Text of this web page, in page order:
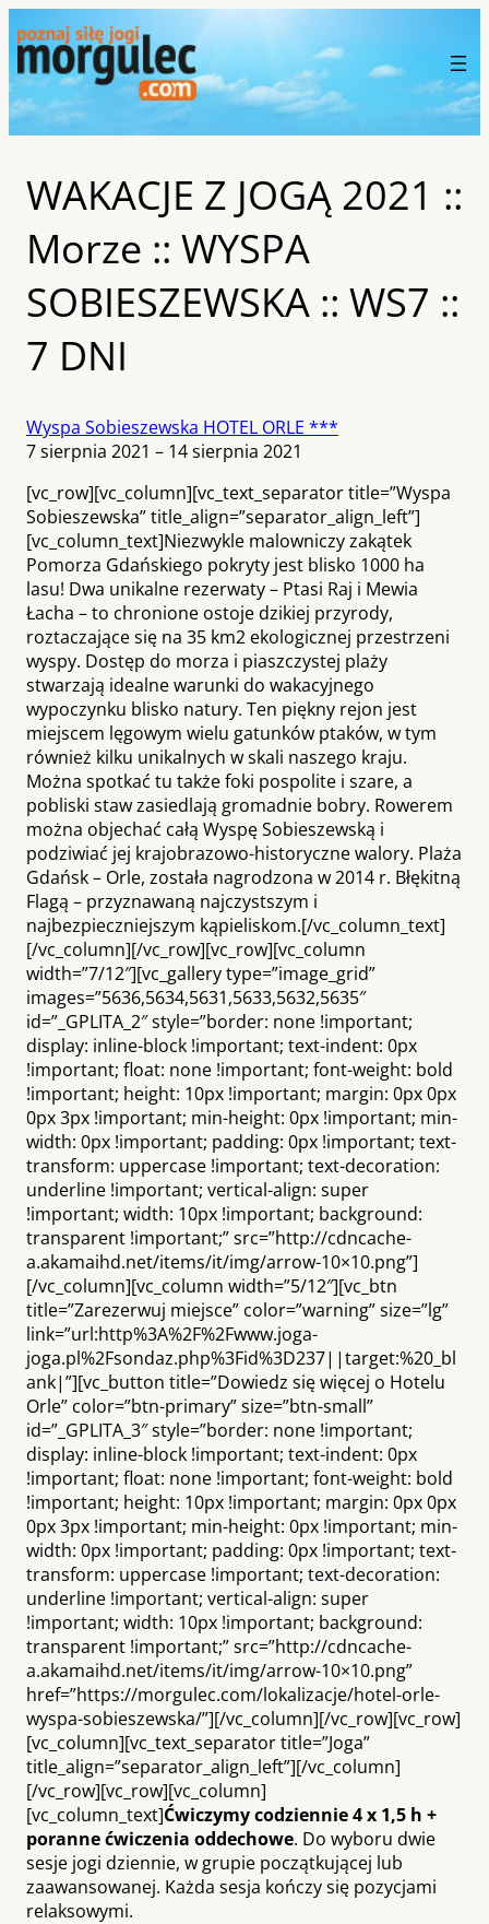
WAKACJE Z JOGĄ 2021 ::
Morze :: WYSPA
SOBIESZEWSKA :: WS7 ::
7 DNI
Wyspa Sobieszewska HOTEL ORLE ***
7 sierpnia 2021 – 14 sierpnia 2021
[vc_row][vc_column][vc_text_separator title=”Wyspa
Sobieszewska” title_align=”separator_align_left”]
[vc_column_text]Niezwykle malowniczy zakątek
Pomorza Gdańskiego pokryty jest blisko 1000 ha
lasu! Dwa unikalne rezerwaty – Ptasi Raj i Mewia
Łacha – to chronione ostoje dzikiej przyrody,
roztaczające się na 35 km2 ekologicznej przestrzeni
wyspy. Dostęp do morza i piaszczystej plaży
stwarzają idealne warunki do wakacyjnego
wypoczynku blisko natury. Ten piękny rejon jest
miejscem lęgowym wielu gatunków ptaków, w tym
również kilku unikalnych w skali naszego kraju.
Można spotkać tu także foki pospolite i szare, a
pobliski staw zasiedlają gromadnie bobry. Rowerem
można objechać całą Wyspę Sobieszewską i
podziwiać jej krajobrazowo-historyczne walory. Plaża
Gdańsk – Orle, została nagrodzona w 2014 r. Błękitną
Flagą – przyznawaną najczystszym i
najbezpieczniejszym kąpieliskom.[/vc_column_text]
[/vc_column][/vc_row][vc_row][vc_column
width=”7/12″][vc_gallery type=”image_grid”
images=”5636,5634,5631,5633,5632,5635″
id=”_GPLITA_2″ style=”border: none !important;
display: inline-block !important; text-indent: 0px
!important; float: none !important; font-weight: bold
!important; height: 10px !important; margin: 0px 0px
0px 3px !important; min-height: 0px !important; min-
width: 0px !important; padding: 0px !important; text-
transform: uppercase !important; text-decoration:
underline !important; vertical-align: super
!important; width: 10px !important; background:
transparent !important;” src=”http://cdncache-
a.akamaihd.net/items/it/img/arrow-10×10.png”]
[/vc_column][vc_column width=”5/12″][vc_btn
title=”Zarezerwuj miejsce” color=”warning” size=”lg”
link=”url:http%3A%2F%2Fwww.joga-
joga.pl%2Fsondaz.php%3Fid%3D237||target:%20_bl
ank|”][vc_button title=”Dowiedz się więcej o Hotelu
Orle” color=”btn-primary” size=”btn-small”
id=”_GPLITA_3″ style=”border: none !important;
display: inline-block !important; text-indent: 0px
!important; float: none !important; font-weight: bold
!important; height: 10px !important; margin: 0px 0px
0px 3px !important; min-height: 0px !important; min-
width: 0px !important; padding: 0px !important; text-
transform: uppercase !important; text-decoration:
underline !important; vertical-align: super
!important; width: 10px !important; background:
transparent !important;” src=”http://cdncache-
a.akamaihd.net/items/it/img/arrow-10×10.png”
href=”https://morgulec.com/lokalizacje/hotel-orle-
wyspa-sobieszewska/”][/vc_column][/vc_row][vc_row]
[vc_column][vc_text_separator title=”Joga”
title_align=”separator_align_left”][/vc_column]
[/vc_row][vc_row][vc_column]
[vc_column_text]Ćwiczymy codziennie 4 x 1,5 h +
poranne ćwiczenia oddechowe. Do wyboru dwie
sesje jogi dziennie, w grupie początkującej lub
zaawansowanej. Każda sesja kończy się pozycjami
relaksowymi.